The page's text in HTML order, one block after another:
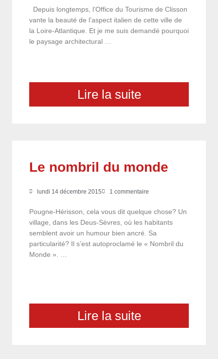
Depuis longtemps, l’Office du Tourisme de Clisson
vante la beauté de l’aspect italien de cette ville de
la Loire-Atlantique. Et je me suis demandé pourquoi
le paysage architectural …
Lire la suite
Le nombril du monde
lundi 14 décembre 2015 1 commentaire
Pougne-Hérisson, cela vous dit quelque chose? Un
village, dans les Deus-Sèvres, où les habitants
semblent avoir un humour bien ancré. Sa
particularité? Il s’est autoproclamé le « Nombril du
Monde ». …
Lire la suite